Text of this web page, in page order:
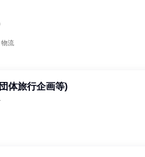
流
体旅行企画等)